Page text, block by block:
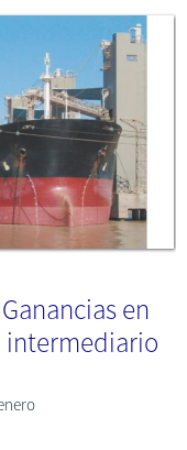
en
intermediario